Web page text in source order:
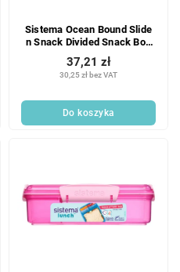
Sistema Ocean Bound Slide
n Snack Divided Snack Box
445 ml, niebieski
30,25 zł bez VAT
37,21 zł
Do koszyka